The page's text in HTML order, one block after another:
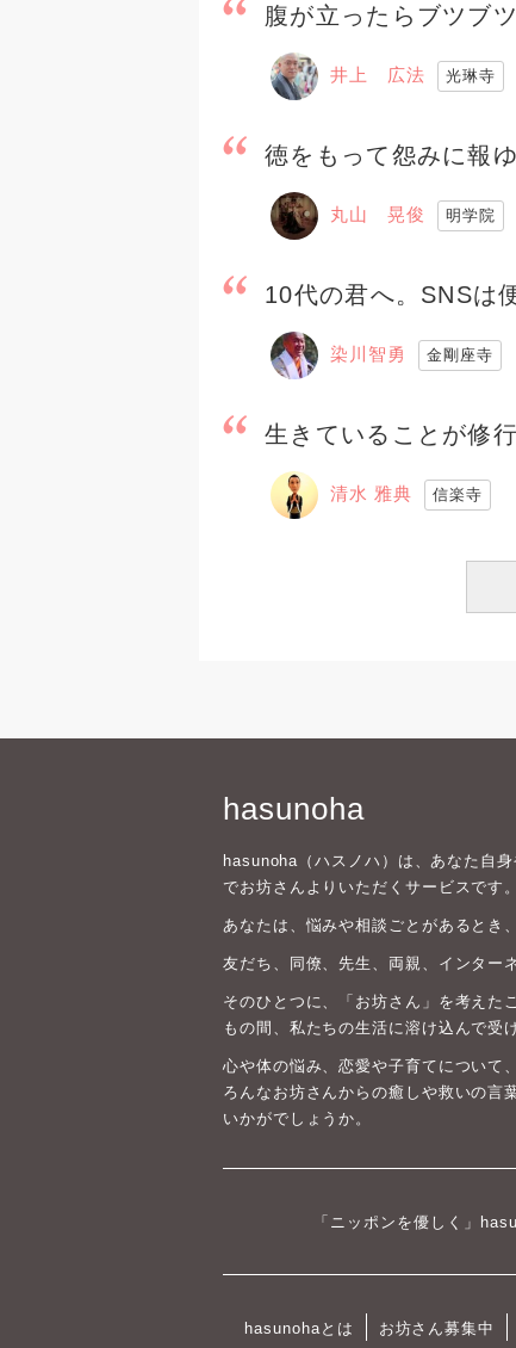
腹が立ったらブツブ
井上 広法 光琳寺
徳をもって怨みに報
丸山 晃俊 明学院
10代の君へ。SNSは
染川智勇 金剛座寺
生きていることが修
清水 雅典 信楽寺
hasunoha
hasunoha（ハスノハ）は、あなた自
でお坊さんよりいただくサービスです。
あなたは、悩みや相談ごとがあるとき
友だち、同僚、先生、両親、インター
そのひとつに、「お坊さん」を考えた
もの間、私たちの生活に溶け込んで受
心や体の悩み、恋愛や子育てについて
ろんなお坊さんからの癒しや救いの言
いかがでしょうか。
「ニッポンを優しく」
hasunohaとは お坊さん募集中